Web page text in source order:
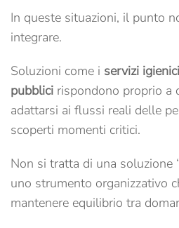
In queste situazioni, il punto
integrare.
Soluzioni come i servizi
pubblici rispondono proprio a
adattarsi ai flussi reali delle
scoperti momenti critici.
Non si tratta di una soluzione
uno strumento organizzativo
mantenere equilibrio tra